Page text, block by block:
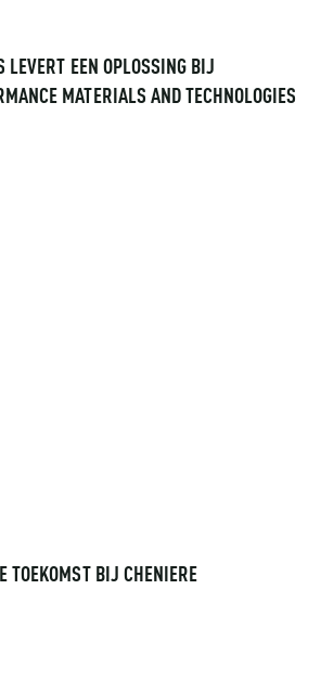
LEVERT EEN OPLOSSING BIJ
MATERIALS AND TECHNOLOGIES
TOEKOMST BIJ CHENIERE